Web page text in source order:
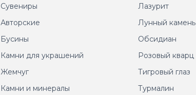
Сувениры
Авторские
Бусины
Камни для украшений
Жемчуг
Камни и минералы
Лазурит
Лунный камень
Обсидиан
Розовый кварц
Тигровый глаз
Турмалин